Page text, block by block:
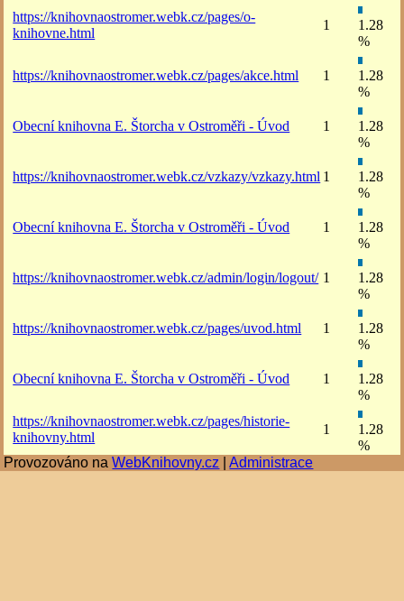
https://knihovnaostromer.webk.cz/pages/o-
knihovne.html
1
1.28
%
https://knihovnaostromer.webk.cz/pages/akce.html 1
1.28
%
Obecní knihovna E. Štorcha v Ostroměři - Úvod 1
1.28
%
https://knihovnaostromer.webk.cz/vzkazy/vzkazy.html 1
1.28
%
Obecní knihovna E. Štorcha v Ostroměři - Úvod 1
1.28
%
https://knihovnaostromer.webk.cz/admin/login/logout/ 1
1.28
%
https://knihovnaostromer.webk.cz/pages/uvod.html 1
1.28
%
Obecní knihovna E. Štorcha v Ostroměři - Úvod 1
1.28
%
https://knihovnaostromer.webk.cz/pages/historie-
knihovny.html
1
1.28
%
Provozováno naWebKnihovny.cz |Administrace